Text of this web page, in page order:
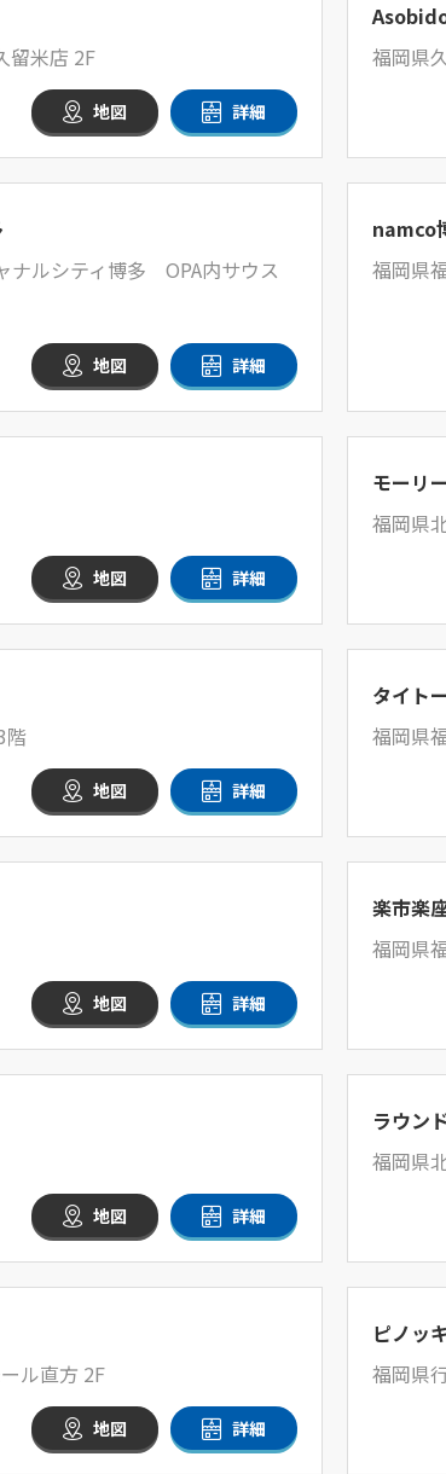
米店 2F
地図 詳細
福岡県
ルシティ博多 OPA内サウス
地図 詳細
namco
福岡県
地図 詳細
モーリ
福岡県
階
地図 詳細
タイト
福岡県
地図 詳細
楽市楽
福岡県
地図 詳細
ラウン
福岡県
ル直方 2F
地図 詳細
ピノッ
福岡県